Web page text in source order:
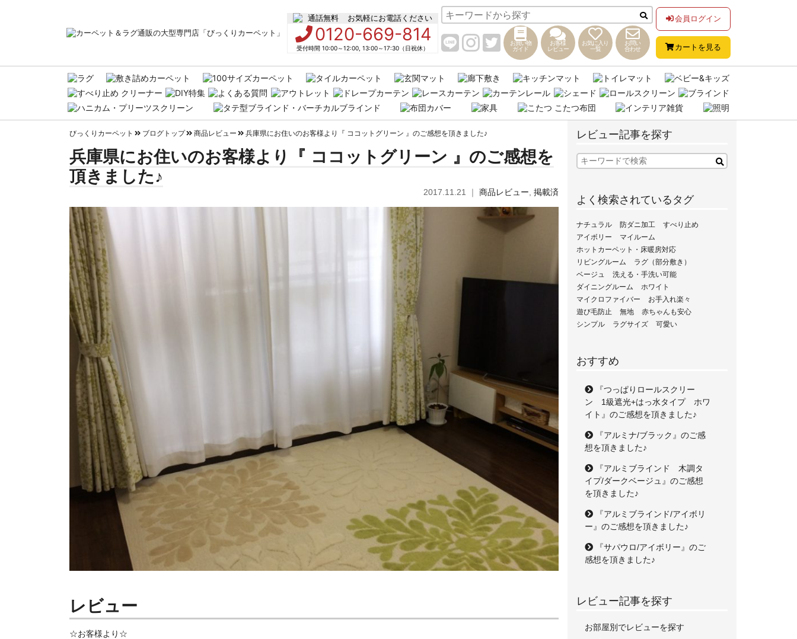
お気軽にお電話ください
0120-669-814
受付時間 10:00～12:00, 13:00～17:30（日祝休）
お買い物
ガイド
お客様
レビュー
お気に入り
一覧
お問い
合わせ
会員ログイン
カートを見る
びっくりカーペット ブログトップ 商品レビュー 兵庫県にお住いのお客様より『 ココットグリーン 』のご感想を頂きました♪
兵庫県にお住いのお客様より『 ココットグリーン 』のご感想を
頂きました♪
2017.11.21 ｜ 商品レビュー 掲載済
レビュー
☆お客様より☆
レビュー記事を探す
よく検索されているタグ
ナチュラル 防ダニ加工
すべり止め
アイボリー
マイルーム
ホットカーペット・床暖房対応
リビングルーム
ラグ（部分敷き）
ベージュ
洗える・手洗い可能
ダイニングルーム
ホワイト
マイクロファイバー
お手入れ楽々
遊び毛防止
無地
赤ちゃんも安心
シンプル
ラグサイズ 可愛い
おすすめ
『つっぱりロールスクリー
ン 1級遮光+はっ水タイプ ホワ
イト』のご感想を頂きました♪
『アルミナ/ブラック』のご感
想を頂きました♪
『アルミブラインド 木調タ
イプ/ダークベージュ』のご感想
を頂きました♪
『アルミブラインド/アイボリ
ー』のご感想を頂きました♪
『サパウロ/アイボリー』のご
感想を頂きました♪
レビュー記事を探す
お部屋別でレビューを探す